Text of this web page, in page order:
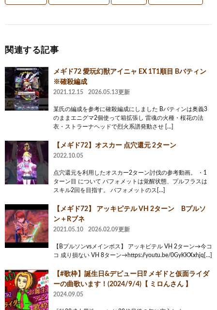
関連する記事
メギド72 愛玩幻獣アイニャ EX 1T1順目 Bバティン
※確殺編成
2021.12.15 2026.05.13更新
某氏の編成を参考に確殺編成にしました Bバティンは奥義3
のままエニグマ2個使って箱拡張し 雷魂の火種・桜花の法
衣・ストラーナヘッドで烈火系譜発動させ […]
【メギド72】オスカー 点穴還元 2ターン
2022.10.05
点穴還元を利用したオスカー2ターン討伐の参考動画。 ・1
ターン目 について バフォメットは覚醒状態、プルフラスは
スキル2回を目指す。 バフォメットのス[…]
【メギド72】 アッキピテル VH 2ターン Bプルソ
ン＋Rブネ
2021.05.10 2026.02.09更新
【Bプルソンvsメインボス】 アッキピテル VH 2ターン→今コ
コ 成り損ない VH 8ターン→https://youtu.be/0GyKKXxhjq[…]
【#歌枠】誕生日&デビュー日⁉️ メギドと仮面ライダ
ーの曲歌います！(2024/9/4)【 ミロんさん 】
2024.09.05